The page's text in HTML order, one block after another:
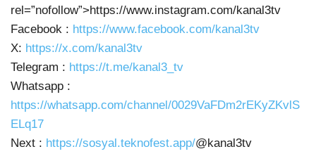
rel=”nofollow”>https://www.instagram.com/kanal3tv
Facebook : https://www.facebook.com/kanal3tv
X: https://x.com/kanal3tv
Telegram : https://t.me/kanal3_tv
Whatsapp :
https://whatsapp.com/channel/0029VaFDm2rEKyZKvlS
ELq17
Next : https://sosyal.teknofest.app/@kanal3tv